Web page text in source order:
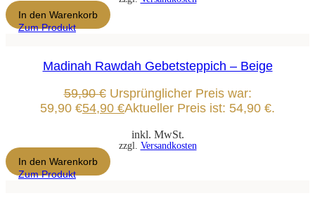
In den Warenkorb
Zum Produkt
Madinah Rawdah Gebetsteppich – Beige
59,90€ Ursprünglicher Preis war:
59,90 €54,90 €Aktueller Preis ist: 54,90 €.
inkl. MwSt.
zzgl. Versandkosten
In den Warenkorb
Zum Produkt